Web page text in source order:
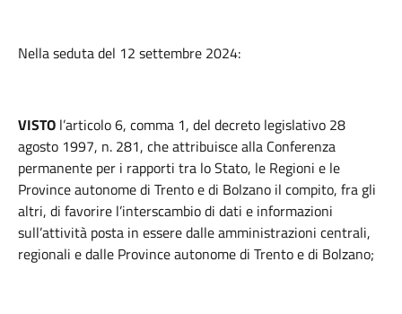
Nella seduta del 12 settembre 2024:
VISTO l’articolo 6, comma 1, del decreto legislativo 28
agosto 1997, n. 281, che attribuisce alla Conferenza
permanente per i rapporti tra lo Stato, le Regioni e le
Province autonome di Trento e di Bolzano il compito, fra gli
altri, di favorire l’interscambio di dati e informazioni
sull’attività posta in essere dalle amministrazioni centrali,
regionali e dalle Province autonome di Trento e di Bolzano;